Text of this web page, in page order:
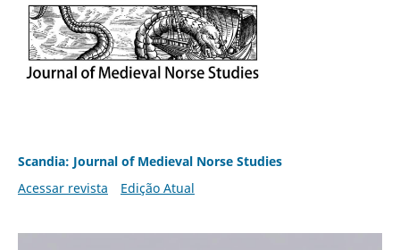
Scandia: Journal of Medieval Norse Studies
Acessar revista
Edição Atual